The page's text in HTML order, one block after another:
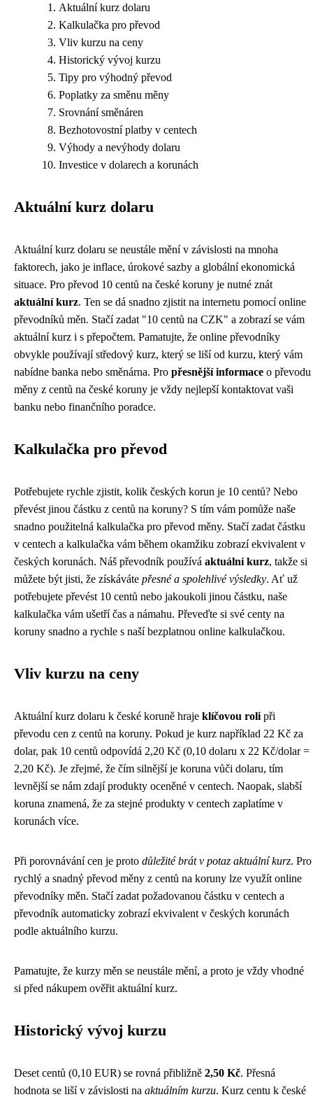
Aktuální kurz dolaru
Kalkulačka pro převod
Vliv kurzu na ceny
Historický vývoj kurzu
Tipy pro výhodný převod
Poplatky za směnu měny
Srovnání směnáren
Bezhotovostní platby v centech
Výhody a nevýhody dolaru
Investice v dolarech a korunách
Aktuální kurz dolaru
Aktuální kurz dolaru se neustále mění v závislosti na mnoha
faktorech, jako je inflace, úrokové sazby a globální ekonomická
situace. Pro převod 10 centů na české koruny je nutné znát
aktuální kurz. Ten se dá snadno zjistit na internetu pomocí online
převodníků měn. Stačí zadat "10 centů na CZK" a zobrazí se vám
aktuální kurz i s přepočtem. Pamatujte, že online převodníky
obvykle používají středový kurz, který se liší od kurzu, který vám
nabídne banka nebo směnárna. Pro přesnější informace o převodu
měny z centů na české koruny je vždy nejlepší kontaktovat vaši
banku nebo finančního poradce.
Kalkulačka pro převod
Potřebujete rychle zjistit, kolik českých korun je 10 centů? Nebo
převést jinou částku z centů na koruny? S tím vám pomůže naše
snadno použitelná kalkulačka pro převod měny. Stačí zadat částku
v centech a kalkulačka vám během okamžiku zobrazí ekvivalent v
českých korunách. Náš převodník používá aktuální kurz, takže si
můžete být jisti, že získáváte přesné a spolehlivé výsledky. Ať už
potřebujete převést 10 centů nebo jakoukoli jinou částku, naše
kalkulačka vám ušetří čas a námahu. Převeďte si své centy na
koruny snadno a rychle s naší bezplatnou online kalkulačkou.
Vliv kurzu na ceny
Aktuální kurz dolaru k české koruně hraje klíčovou roli při
převodu cen z centů na koruny. Pokud je kurz například 22 Kč za
dolar, pak 10 centů odpovídá 2,20 Kč (0,10 dolaru x 22 Kč/dolar =
2,20 Kč). Je zřejmé, že čím silnější je koruna vůči dolaru, tím
levnější se nám zdají produkty oceněné v centech. Naopak, slabší
koruna znamená, že za stejné produkty v centech zaplatíme v
korunách více.
Při porovnávání cen je proto důležité brát v potaz aktuální kurz. Pro
rychlý a snadný převod měny z centů na koruny lze využít online
převodníky měn. Stačí zadat požadovanou částku v centech a
převodník automaticky zobrazí ekvivalent v českých korunách
podle aktuálního kurzu.
Pamatujte, že kurzy měn se neustále mění, a proto je vždy vhodné
si před nákupem ověřit aktuální kurz.
Historický vývoj kurzu
Deset centů (0,10 EUR) se rovná přibližně 2,50 Kč. Přesná
hodnota se liší v závislosti na aktuálním kurzu. Kurz centu k české